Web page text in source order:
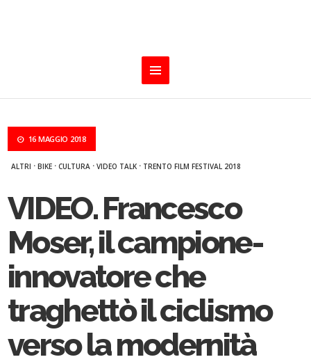
16 MAGGIO 2018
ALTRI ·BIKE ·CULTURA ·VIDEO TALK · TRENTO FILM FESTIVAL 2018
VIDEO. Francesco
Moser, il campione-
innovatore che
traghettò il ciclismo
verso la modernità